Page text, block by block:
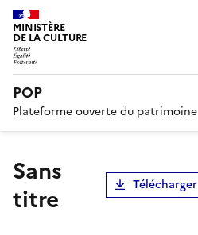
MINISTÈRE
DE LA CULTURE
POP
Plateforme ouverte du patrimoine
Sans
titre
Télécharger